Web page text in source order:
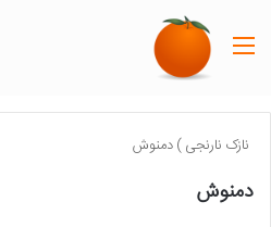
نازک نارنجی)دمنوش
دمنوش